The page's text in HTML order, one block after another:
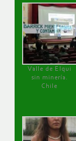
Valle de Elqui
sin minería.
Chile